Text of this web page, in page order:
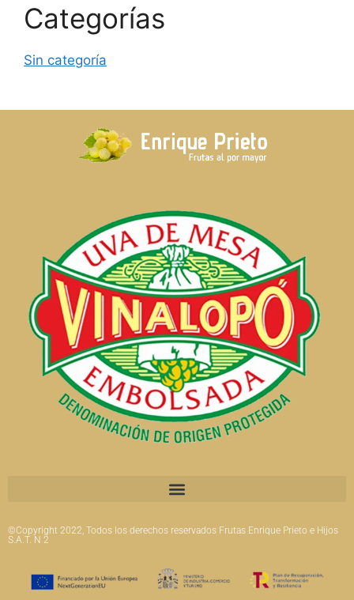
Categorías
Sin categoría
©Copyright 2022, Todos los derechos reservados Frutas Enrique Prieto e Hijos
S.A.T. N 2